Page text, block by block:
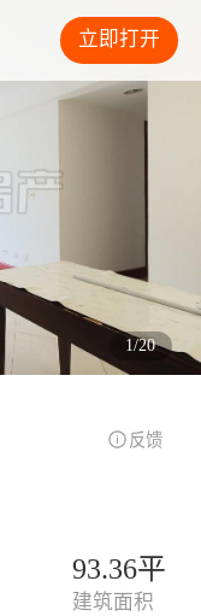
立即打开
1/20
反馈
93.36平
建筑面积